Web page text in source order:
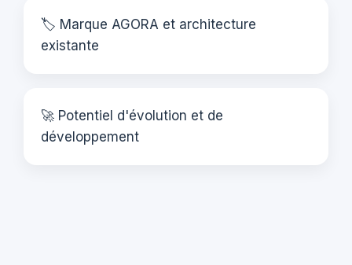
🏷️ Marque AGORA et architecture
existante
🚀 Potentiel d'évolution et de
développement